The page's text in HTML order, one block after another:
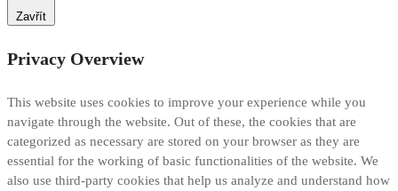
Zavřít
Privacy Overview
This website uses cookies to improve your experience while you
navigate through the website. Out of these, the cookies that are
categorized as necessary are stored on your browser as they are
essential for the working of basic functionalities of the website. We
also use third-party cookies that help us analyze and understand how